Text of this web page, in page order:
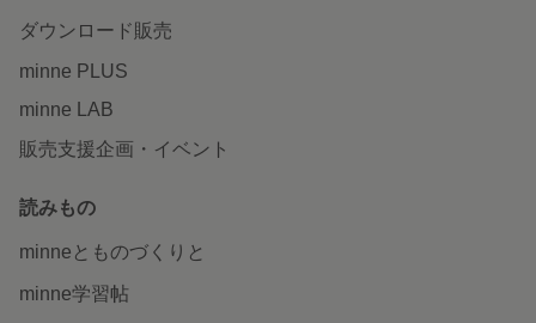
ダウンロード販売
minne PLUS
minne LAB
販売支援企画・イベント
読みもの
minneとものづくりと
minne学習帖